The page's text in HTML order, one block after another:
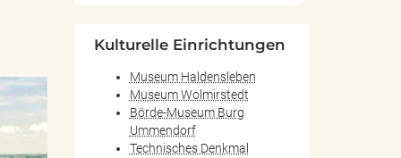
Kulturelle Einrichtungen
Museum Haldensleben
Museum Wolmirstedt
Börde-Museum Burg
Ummendorf
Technisches Denkmal